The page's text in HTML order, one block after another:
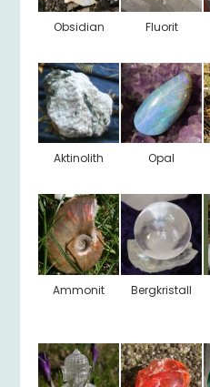
Obsidian Fluorit
Aktinolith Opal
Ammonit Bergkristall